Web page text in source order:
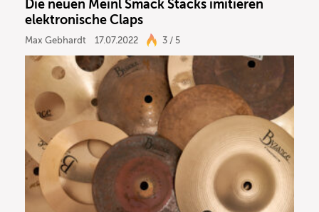
Die neuen Meinl Smack Stacks imitieren
elektronische Claps
Max Gebhardt 17.07.2022 3 / 5